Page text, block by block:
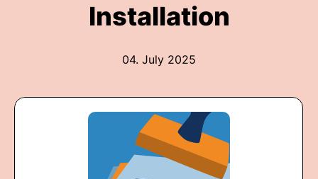
Installation
04. July 2025